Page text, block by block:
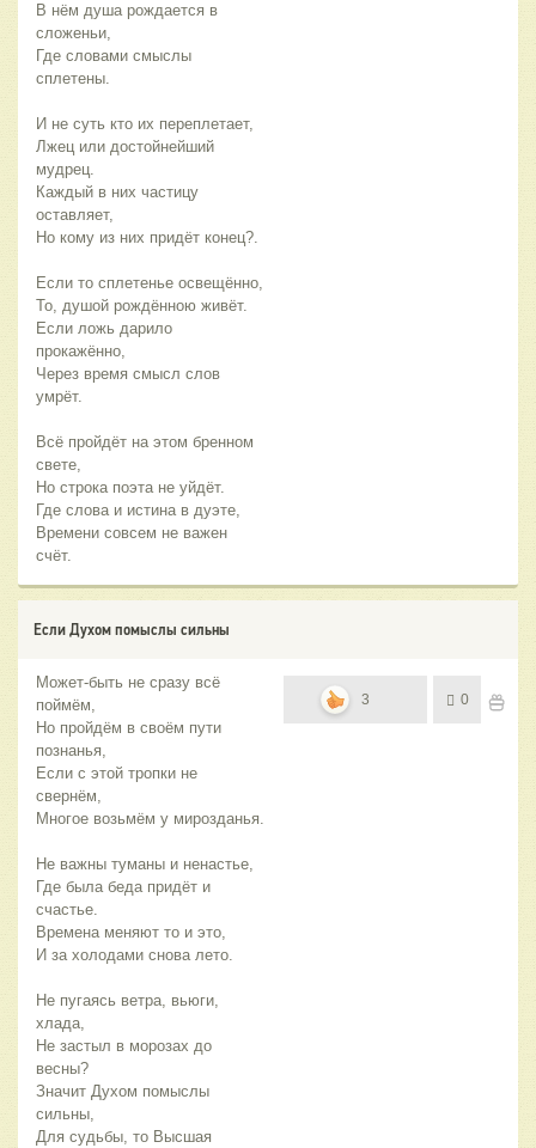
В нём душа рождается в
сложеньи,
Где словами смыслы
сплетены.
И не суть кто их переплетает,
Лжец или достойнейший
мудрец.
Каждый в них частицу
оставляет,
Но кому из них придёт конец?.
Если то сплетенье освещённо,
То, душой рождённою живёт.
Если ложь дарило
прокажённо,
Через время смысл слов
умрёт.
Всё пройдёт на этом бренном
свете,
Но строка поэта не уйдёт.
Где слова и истина в дуэте,
Времени совсем не важен
счёт.
Если Духом помыслы сильны
Может-быть не сразу всё
поймём,
Но пройдём в своём пути
познанья,
Если с этой тропки не
свернём,
Многое возьмём у мирозданья.
Не важны туманы и ненастье,
Где была беда придёт и
счастье.
Времена меняют то и это,
И за холодами снова лето.
Не пугаясь ветра, вьюги,
хлада,
Не застыл в морозах до
весны?
Значит Духом помыслы
сильны,
Для судьбы, то Высшая
3 0